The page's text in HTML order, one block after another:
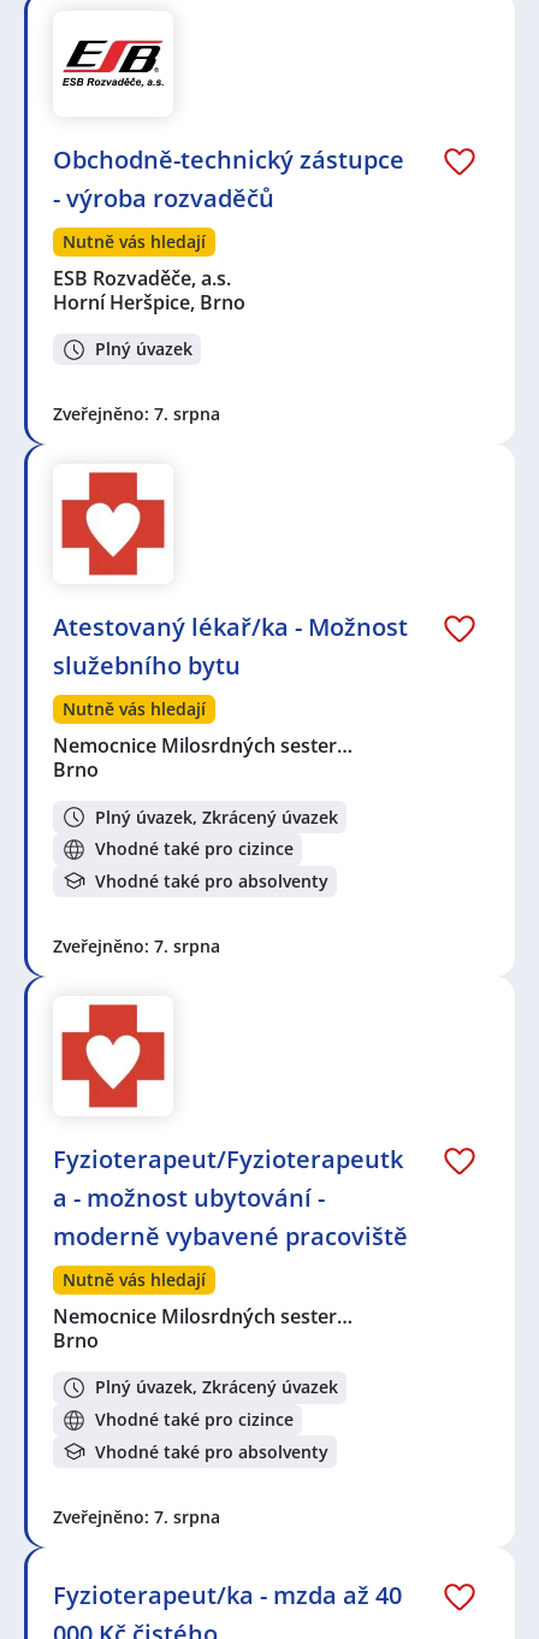
Obchodně-technický zástupce
- výroba rozvaděčů
Nutně vás hledají
ESB Rozvaděče, a.s.
Horní Heršpice, Brno
Plný úvazek
Zveřejněno: 7. srpna
Atestovaný lékař/ka - Možnost
služebního bytu
Nutně vás hledají
Nemocnice Milosrdných sester…
Brno
Plný úvazek, Zkrácený úvazek
Vhodné také pro cizince
Vhodné také pro absolventy
Zveřejněno: 7. srpna
Fyzioterapeut/Fyzioterapeutk
a - možnost ubytování -
moderně vybavené pracoviště
Nutně vás hledají
Nemocnice Milosrdných sester…
Brno
Plný úvazek, Zkrácený úvazek
Vhodné také pro cizince
Vhodné také pro absolventy
Zveřejněno: 7. srpna
Fyzioterapeut/ka - mzda až 40